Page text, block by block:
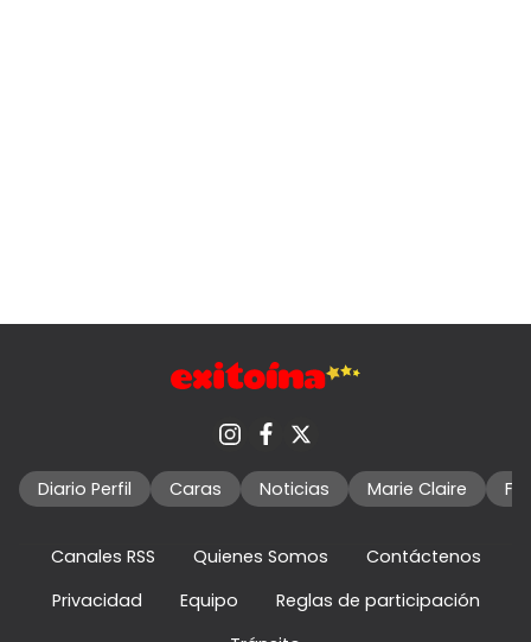
Diario Perfil Caras Noticias Marie Claire
Canales RSS Quienes Somos
Contáctenos
Privacidad
Equipo
Reglas de participación